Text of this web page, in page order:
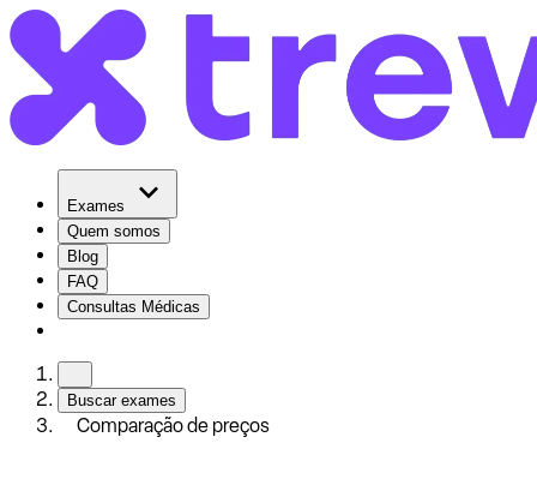
Exames
Quem somos
Blog
FAQ
Consultas Médicas
Buscar exames
Comparação de preços